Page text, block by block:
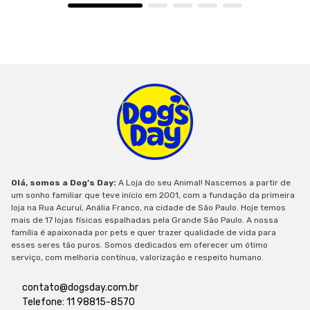
Olá, somos a Dog’s Day: A Loja do seu Animal! Nascemos a partir de
um sonho familiar que teve início em 2001, com a fundação da primeira
loja na Rua Acuruí, Anália Franco, na cidade de São Paulo. Hoje temos
mais de 17 lojas físicas espalhadas pela Grande São Paulo. A nossa
família é apaixonada por pets e quer trazer qualidade de vida para
esses seres tão puros. Somos dedicados em oferecer um ótimo
serviço, com melhoria contínua, valorização e respeito humano.
contato@dogsday.com.br
Telefone: 11 98815-8570